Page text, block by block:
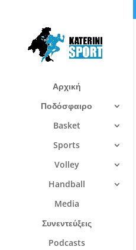
Αρχική
Ποδόσφαιρο
Basket
Sports
Volley
Handball
Media
Συνεντεύξεις
Podcasts